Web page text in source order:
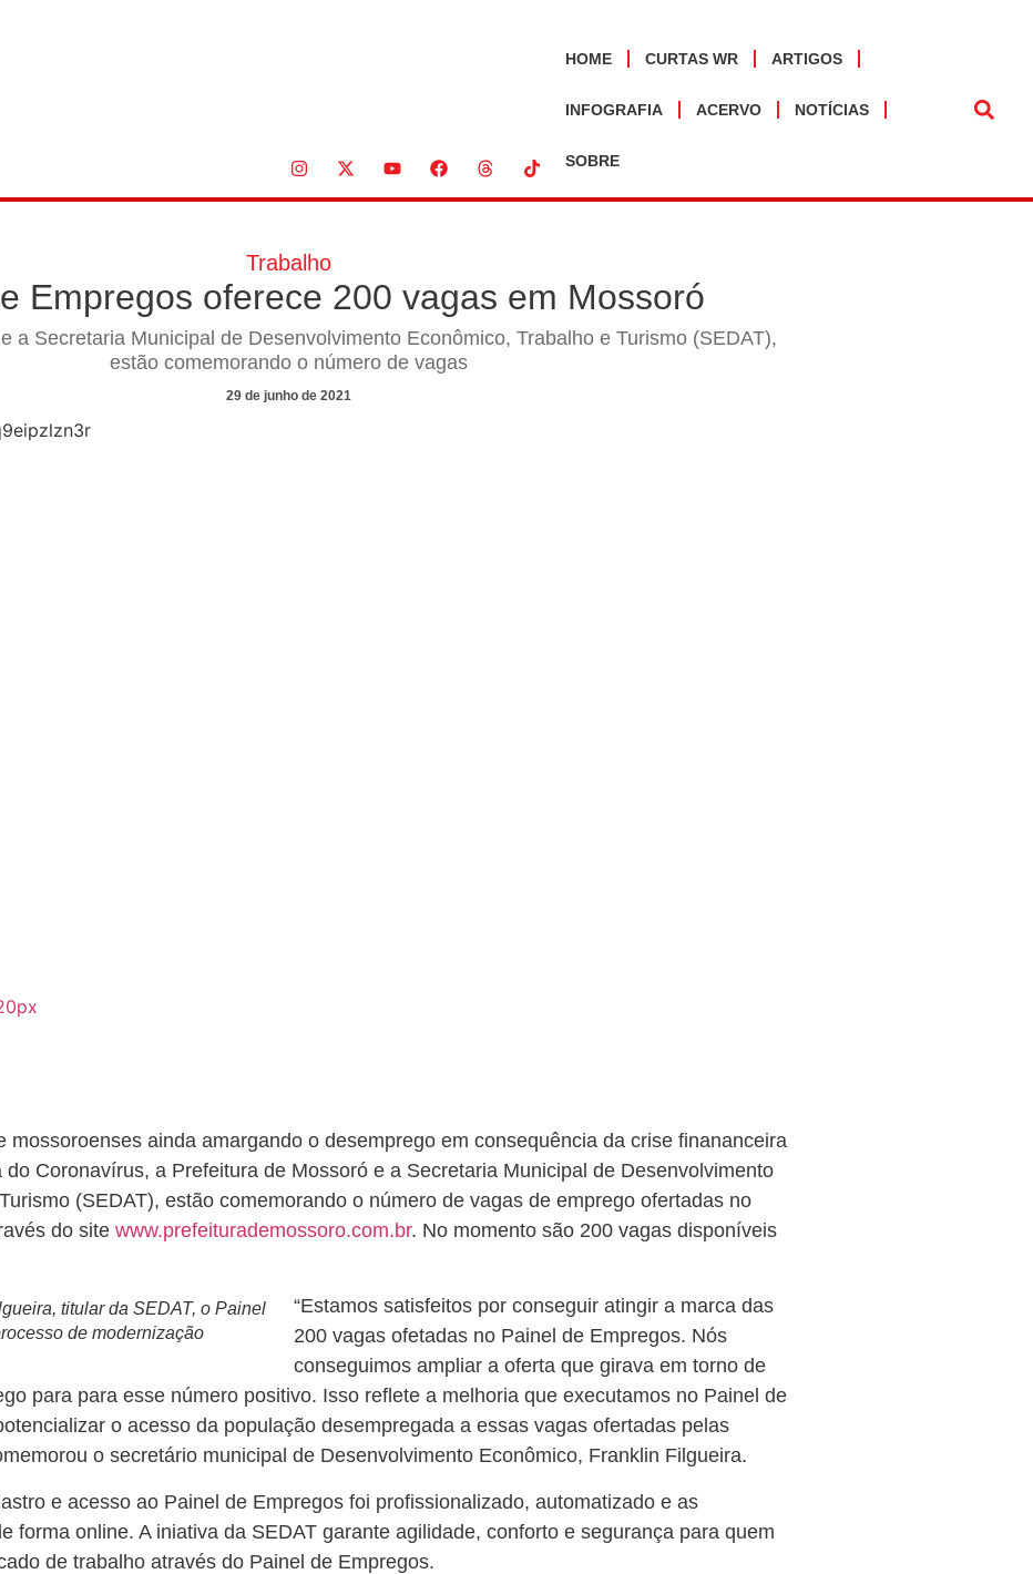
HOME CURTAS WR ARTIGOS
INFOGRAFIA ACERVO NOTÍCIAS
SOBRE
Trabalho
Empregos oferece 200 vagas em Mossoró
a Secretaria Municipal de Desenvolvimento Econômico, Trabalho e Turismo (SEDAT),
estão comemorando o número de vagas
29 de junho de 2021
mossoroenses ainda amargando o desemprego em consequência da crise finananceira
Coronavírus, a Prefeitura de Mossoró e a Secretaria Municipal de Desenvolvimento
(SEDAT), estão comemorando o número de vagas de emprego ofertadas no
do site www.prefeiturademossoro.com.br. No momento são 200 vagas disponíveis
titular da SEDAT, o Painel
de modernização
“Estamos satisfeitos por conseguir atingir a marca das
200 vagas ofetadas no Painel de Empregos. Nós
conseguimos ampliar a oferta que girava em torno de
para para esse número positivo. Isso reflete a melhoria que executamos no Painel de
o acesso da população desempregada a essas vagas ofertadas pelas
o secretário municipal de Desenvolvimento Econômico, Franklin Filgueira.
e acesso ao Painel de Empregos foi profissionalizado, automatizado e as
forma online. A iniativa da SEDAT garante agilidade, conforto e segurança para quem
de trabalho através do Painel de Empregos.